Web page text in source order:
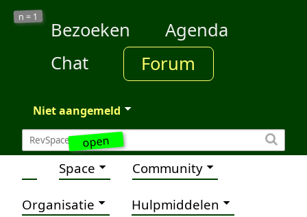
open
n = 1
Bezoeken
Agenda
Chat
Forum
Niet aangemeld
Space Community
Organisatie Hulpmiddelen